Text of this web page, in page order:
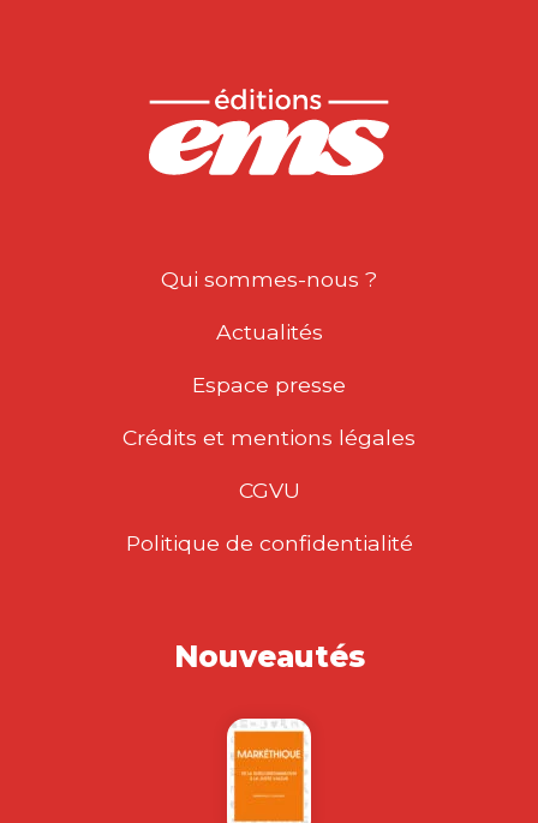
Qui sommes-nous ?
Actualités
Espace presse
Crédits et mentions légales
CGVU
Politique de confidentialité
Nouveautés